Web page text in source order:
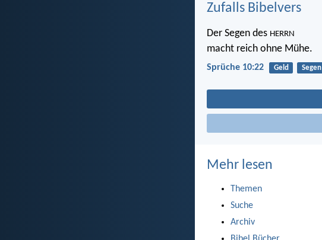
Zufalls Bibelvers
Der Segen des HERRN
macht reich ohne Mühe.
Sprüche 10:22 Geld Segen
Mehr lesen
Themen
Suche
Archiv